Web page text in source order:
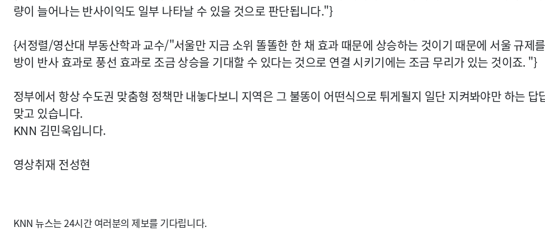
량이 늘어나는 반사이익도 일부 나타날 수 있을 것으로 판단됩니다."}
{서정렬/영산대 부동산학과 교수/"서울만 지금 소위 똘똘한 한 채 효과 때문에 상승하는 것이기 때문에 서울 규제
방이 반사 효과로 풍선 효과로 조금 상승을 기대할 수 있다는 것으로 연결 시키기에는 조금 무리가 있는 것이죠. "}
정부에서 항상 수도권 맞춤형 정책만 내놓다보니 지역은 그 불똥이 어떤식으로 튀게될지 일단 지켜봐야만 하는 답
맞고 있습니다.
KNN 김민욱입니다.
영상취재 전성현
KNN 뉴스는 24시간 여러분의 제보를 기다립니다.